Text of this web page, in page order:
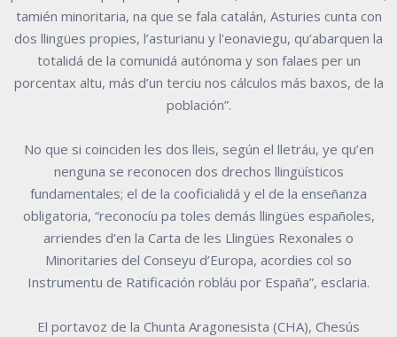
tamién minoritaria, na que se fala catalán, Asturies cunta con
dos llingües propies, l’asturianu y l'eonaviegu, qu’abarquen la
totalidá de la comunidá autónoma y son falaes per un
porcentax altu, más d’un terciu nos cálculos más baxos, de la
población”.
No que si coinciden les dos lleis, según el lletráu, ye qu’en
nenguna se reconocen dos drechos llingüísticos
fundamentales; el de la cooficialidá y el de la enseñanza
obligatoria, “reconocíu pa toles demás llingües españoles,
arriendes d’en la Carta de les Llingües Rexonales o
Minoritaries del Conseyu d’Europa, acordies col so
Instrumentu de Ratificación robláu por España”, esclaria.
El portavoz de la Chunta Aragonesista (CHA), Chesús